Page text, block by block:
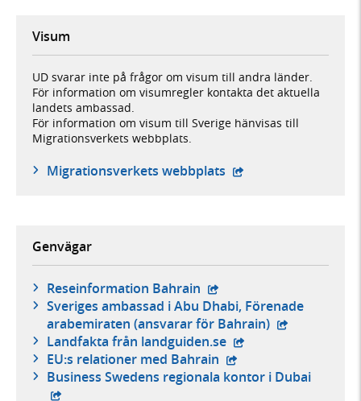
Visum
UD svarar inte på frågor om visum till andra länder.
För information om visumregler kontakta det aktuella
landets ambassad.
För information om visum till Sverige hänvisas till
Migrationsverkets webbplats.
Migrationsverkets webbplats - öppnas i ny flik,
Genvägar
Reseinformation Bahrain - extern webbplats,
Sveriges ambassad i Abu Dhabi, Förenade
arabemiraten (ansvarar för Bahrain) - extern
Landfakta från landguiden.se - extern webbplats,
EU:s relationer med Bahrain - extern webbplats,
Business Swedens regionala kontor i Dubai-